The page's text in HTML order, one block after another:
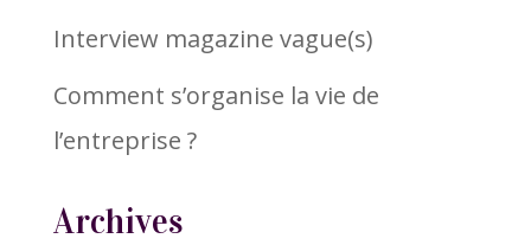
Interview magazine vague(s)
Comment s’organise la vie de
l’entreprise ?
Archives